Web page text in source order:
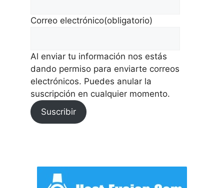
Correo electrónico(obligatorio)
Al enviar tu información nos estás
dando permiso para enviarte correos
electrónicos. Puedes anular la
suscripción en cualquier momento.
Suscribir